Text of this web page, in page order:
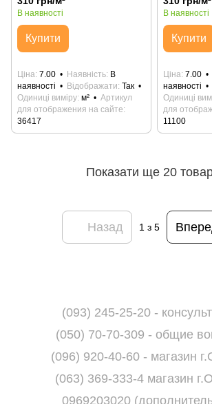
В наявності
Купити
Ціна 7.00 Наявність В
наявності
Відображати Так
Одиниці виміру м²
Артикул
для отображения на сайте
36417
В наявності
Купити
Ціна 7.00
наявності
Одиниці
для
11100
Показати ще 20
Назад 1з 5
(093) 245-25-20 -
(050) 70-70-309 - общие
(096) 920-40-60 - магазин
(063) 369-333-4 магазин
0969203020